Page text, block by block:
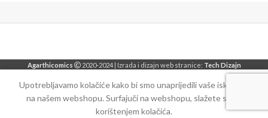
Agarthicomics 2020-2024 | Izrada i dizajn web stranice: Tech Dizajn
Upotrebljavamo kolačiće kako bi smo unaprijedili vaše iskustvo
na našem webshopu. Surfajuči na webshopu, slažete se sa
korištenjem kolačića.